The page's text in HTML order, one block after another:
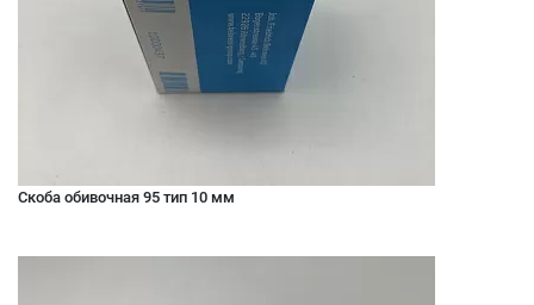
Скоба обивочная 95 тип 10 мм